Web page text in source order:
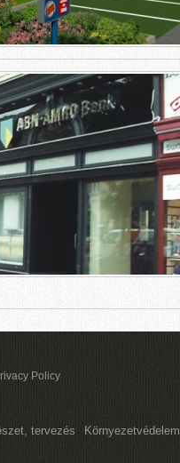
Policy
tervezés Környezetvédelem